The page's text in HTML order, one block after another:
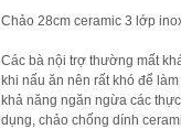
Chảo 28cm ceramic 3 lớp
Các bà nội trợ thường mất
khi nấu ăn nên rất khó để
khả năng ngăn ngừa các
dụng, chảo chống dính